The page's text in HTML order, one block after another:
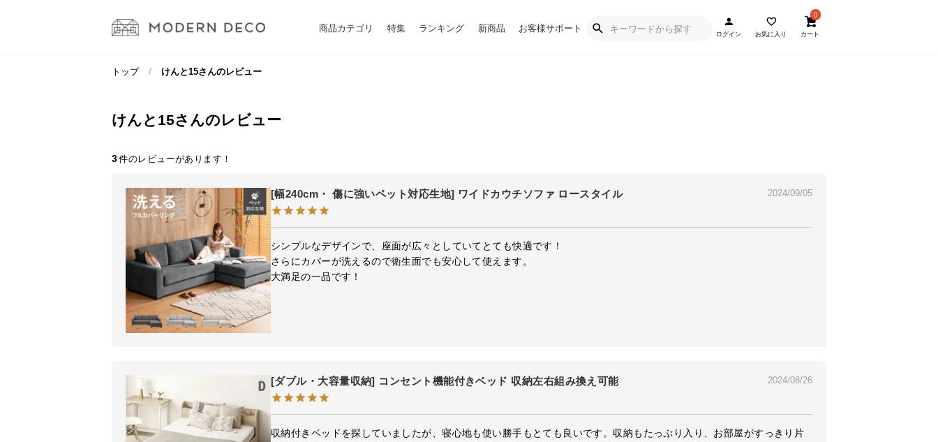
商品カテゴリ 特集 ランキング 新商品 お客様サポート
ログイン お気に入り
0
カート
トップ けんと15さんのレビュー
けんと15さんのレビュー
3
[幅240cm・ 傷に強いペット対応生地] ワイドカウチソファ ロースタイル 2024/09/05
シンプルなデザインで、座面が広々としていてとても快適です！
さらにカバーが洗えるので衛生面でも安心して使えます。
大満足の一品です！
[ダブル・大容量収納] コンセント機能付きベッド 収納左右組み換え可能 2024/08/26
収納付きベッドを探していましたが、寝心地も使い勝手もとても良いです。収納もたっぷり入り、お部屋がすっきり片